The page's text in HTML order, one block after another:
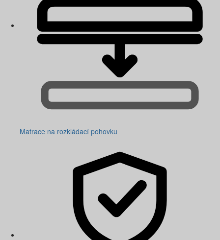
Matrace na rozkládací pohovku